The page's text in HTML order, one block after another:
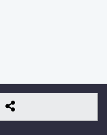
Suivez-
nous